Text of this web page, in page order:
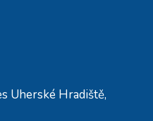
Uherské Hradiště,